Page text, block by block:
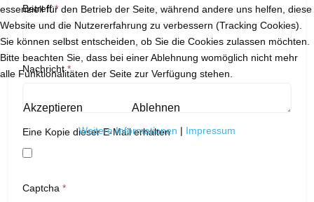
Betreff*
Nachricht*
Eine Kopie dieser E-Mail erhalten
Captcha *
essenziell für den Betrieb der Seite, während andere uns helfen, diese
Website und die Nutzererfahrung zu verbessern (Tracking Cookies).
Sie können selbst entscheiden, ob Sie die Cookies zulassen möchten.
Bitte beachten Sie, dass bei einer Ablehnung womöglich nicht mehr
alle Funktionalitäten der Seite zur Verfügung stehen.
Akzeptieren Ablehnen
Weitere Informationen | Impressum